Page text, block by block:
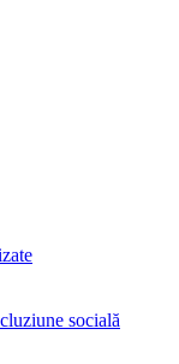
socială